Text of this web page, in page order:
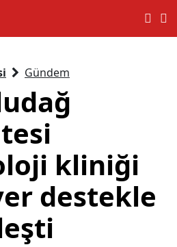
Gündem
kliniği
destekle